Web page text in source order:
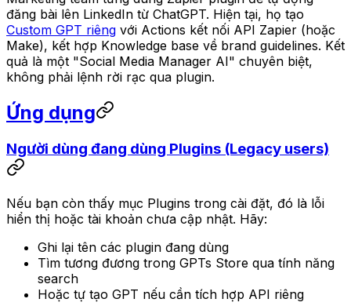
đăng bài lên LinkedIn từ ChatGPT. Hiện tại, họ tạo
Custom GPT riêng với Actions kết nối API Zapier (hoặc
Make), kết hợp Knowledge base về brand guidelines. Kết
quả là một "Social Media Manager AI" chuyên biệt,
không phải lệnh rời rạc qua plugin.
Ứng dụng
Người dùng đang dùng Plugins (Legacy users)
Nếu bạn còn thấy mục Plugins trong cài đặt, đó là lỗi
hiển thị hoặc tài khoản chưa cập nhật. Hãy:
Ghi lại tên các plugin đang dùng
Tìm tương đương trong GPTs Store qua tính năng
search
Hoặc tự tạo GPT nếu cần tích hợp API riêng